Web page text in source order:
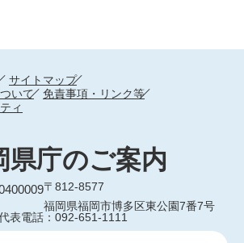
サイトマップ
いて
免責事項・リンク等
ィ
県庁のご案内
〒812-8577
福岡県福岡市博多区東公園7番7号
表電話：092-651-1111